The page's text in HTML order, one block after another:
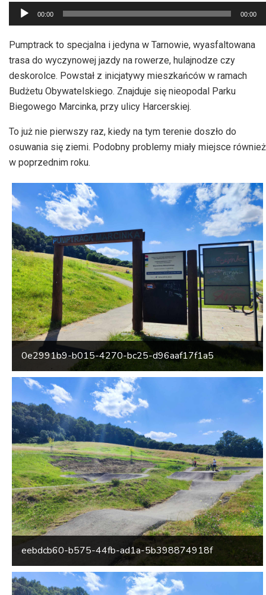
Odtwarzacz
plików
dźwiękowych
00:00 00:00
Pumptrack to specjalna i jedyna w Tarnowie, wyasfaltowana
trasa do wyczynowej jazdy na rowerze, hulajnodze czy
deskorolce. Powstał z inicjatywy mieszkańców w ramach
Budżetu Obywatelskiego. Znajduje się nieopodal Parku
Biegowego Marcinka, przy ulicy Harcerskiej.
To już nie pierwszy raz, kiedy na tym terenie doszło do
osuwania się ziemi. Podobny problemy miały miejsce również
w poprzednim roku.
0e2991b9-b015-4270-bc25-d96aaf17f1a5
eebdcb60-b575-44fb-ad1a-5b398874918f